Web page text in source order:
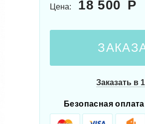
Цена: 18 500
Заказать в
Безопасная